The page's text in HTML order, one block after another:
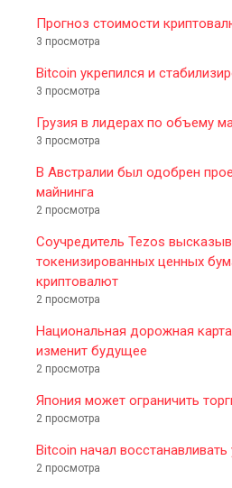
Прогноз стоимости
3 просмотра
Bitcoin укрепился и
3 просмотра
Грузия в лидерах по объему
3 просмотра
В Австралии был одобрен
майнинга
2 просмотра
Соучредитель Tezos
токенизированных ценных
криптовалют
2 просмотра
Национальная дорожная
изменит будущее
2 просмотра
Япония может ограничить
2 просмотра
Bitcoin начал
2 просмотра